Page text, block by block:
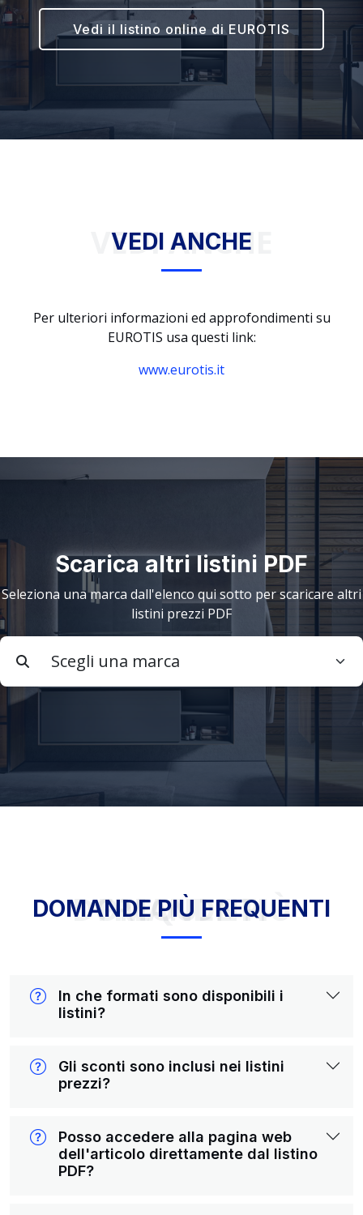
Vedi il listino online di EUROTIS
VEDI ANCHE
VEDI ANCHE
Per ulteriori informazioni ed approfondimenti su
EUROTIS usa questi link:
www.eurotis.it
Scarica altri listini PDF
Seleziona una marca dall'elenco qui sotto per scaricare altri
listini prezzi PDF
DOMANDE PIÙ FREQUENTI
DOMANDE PIÙ FREQUENTI
In che formati sono disponibili i
listini?
Gli sconti sono inclusi nei listini
prezzi?
Posso accedere alla pagina web
dell'articolo direttamente dal listino
PDF?